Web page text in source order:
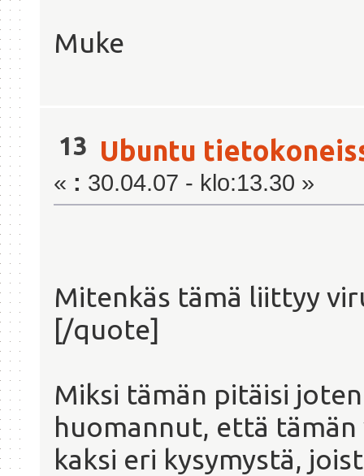
Muke
13 Ubuntu
« : 30.04.07 - klo:13.30 »
Mitenkäs tämä liittyy
[/quote]
Miksi tämän pitäisi
huomannut, että
kaksi eri kysymystä,